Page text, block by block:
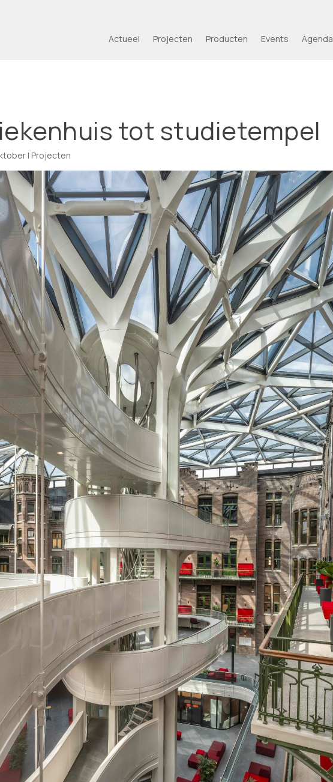
Actueel Projecten Producten Events Agenda
tot studietempel
| Projecten